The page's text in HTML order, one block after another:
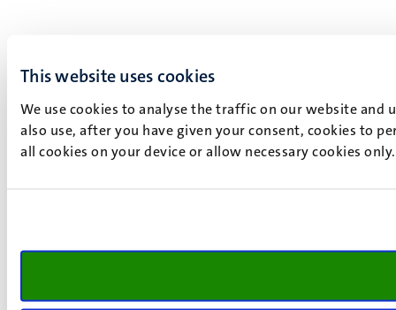
This website uses cookies
We use cookies to analyse the traffic on our website and
also use, after you have given your consent, cookies to
all cookies on your device or allow necessary cookies